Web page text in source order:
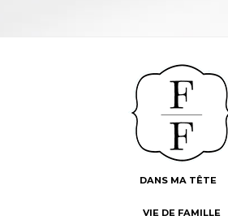
DANS MA TÊTE
VIE DE FAMILLE